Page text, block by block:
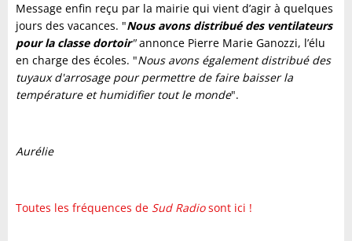
Message enfin reçu par la mairie qui vient d’agir à quelques
jours des vacances. "Nous avons distribué des ventilateurs
pour la classe dortoir"annonce Pierre Marie Ganozzi, l’élu
en charge des écoles. "Nous avons également distribué des
tuyaux d'arrosage pour permettre de faire baisser la
température et humidifier tout le monde".
Aurélie
Toutes les fréquences de Sud Radiosont ici !